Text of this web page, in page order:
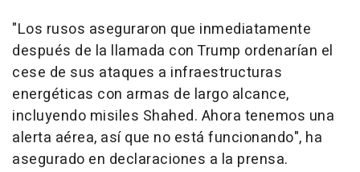
"Los rusos aseguraron que inmediatamente
después de la llamada con Trump ordenarían el
cese de sus ataques a infraestructuras
energéticas con armas de largo alcance,
incluyendo misiles Shahed. Ahora tenemos una
alerta aérea, así que no está funcionando", ha
asegurado en declaraciones a la prensa.